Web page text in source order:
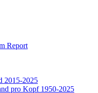
Report
2015-2025
pro Kopf 1950-2025